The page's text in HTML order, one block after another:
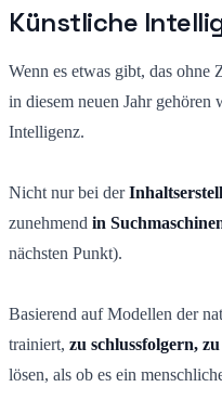
Künstliche
Wenn es etwas gibt, das
in diesem neuen Jahr
Intelligenz.
Nicht nur bei der
zunehmend in
nächsten Punkt).
Basierend auf Modellen der
trainiert, zu schlussfolgern,
lösen, als ob es ein